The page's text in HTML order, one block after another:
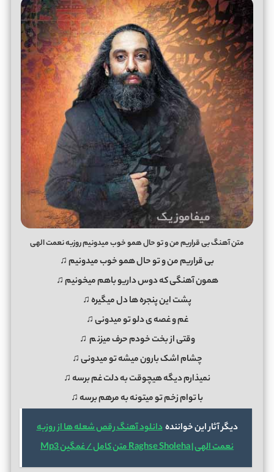
متن آهنگ بی قراریم من و تو حال همو خوب میدونیم روزبه نعمت الهی
بی قراریم من و تو حال همو خوب میدونیم ♫
همون آهنگی که دوس داریو باهم میخونیم ♫
پشت این پنجره ها دل میگیره ♫
غم و غصه ی دلو تو میدونی ♫
وقتی از بخت خودم حرف میزنم ♫
چشام اشک بارون میشه تو میدونی ♫
نمیذارم دیگه هیچوقت به دلت غم برسه ♫
با توام زخم تو میتونه به مرهم برسه ♫
دیگر آثار این خوانندهدانلود آهنگ رقص شعله ها از روزبه
نعمت الهی | Raghse Sholeha متن کامل / غمگین Mp3